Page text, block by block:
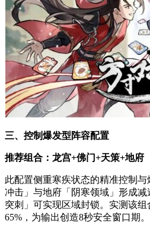
三、控制爆发型阵容配置
推荐组合：龙宫+佛门+天策+地府
此配置侧重寒疾状态的精准控制
冲击」与地府「阴寒领域」形成
突刺」可实现区域封锁。实测该组
65%，为输出创造8秒安全窗口期。